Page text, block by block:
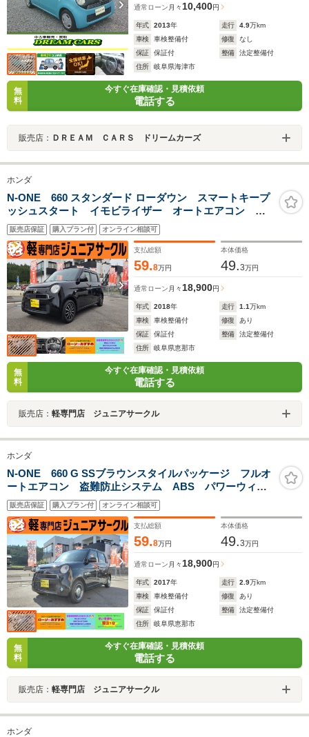
通常ローン 月々 10,400円
年式 2013年 走行 4.9万km
車検
車検整備付 修復
なし
保証
保証付 整備
法定整備付
住所
岐阜県海津市
無
料
今すぐ在庫確認・見積依頼
電話する
販売店： ＤＲＥＡＭ ＣＡＲＳ ドリームカーズ
ホンダ
N-ONE 660 スタンダード ローダウン スマートキープ
ッシュスタート イモビライザー オートエアコン ア
イドリングストップ 横滑り防止機能 ABS 衝突安全
ボディ ベンチシート
販売店保証 購入プラン付 オンライン相談可
支払総額
59.8万円
本体価格
49.3万円
通常ローン 月々 18,900円
年式 2018年 走行 1.1万km
車検
車検整備付 修復
あり
保証
保証付 整備
法定整備付
住所
岐阜県恵那市
無
料
今すぐ在庫確認・見積依頼
電話する
販売店： 軽専門店 ジュニアサークル
ホンダ
N-ONE 660 G SSブラウンスタイルパッケージ フルオ
ートエアコン 盗難防止システム ABS パワーウィン
ドウ スマートキー キーフリー 電動格納式ドアミラ
ー
販売店保証 購入プラン付 オンライン相談可
支払総額
59.8万円
本体価格
49.3万円
通常ローン 月々 18,900円
年式 2017年 走行 2.9万km
車検
車検整備付 修復
あり
保証
保証付 整備
法定整備付
住所
岐阜県恵那市
無
料
今すぐ在庫確認・見積依頼
電話する
販売店： 軽専門店 ジュニアサークル
ホンダ